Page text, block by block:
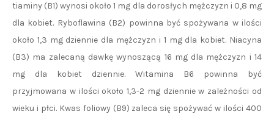
tiaminy (B1) wynosi około 1 mg dla dorosłych mężczyzn i 0,8 mg
dla kobiet. Ryboflawina (B2) powinna być spożywana w ilości
około 1,3 mg dziennie dla mężczyzn i 1 mg dla kobiet. Niacyna
(B3) ma zalecaną dawkę wynoszącą 16 mg dla mężczyzn i 14
mg dla kobiet dziennie. Witamina B6 powinna być
przyjmowana w ilości około 1,3-2 mg dziennie w zależności od
wieku i płci. Kwas foliowy (B9) zaleca się spożywać w ilości 400